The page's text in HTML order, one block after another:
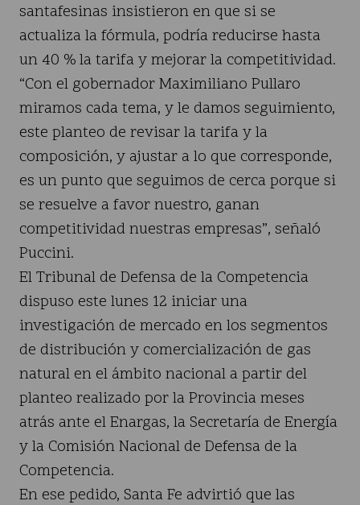
santafesinas insistieron en que si se
actualiza la fórmula, podría reducirse hasta
un 40 % la tarifa y mejorar la competitividad.
“Con el gobernador Maximiliano Pullaro
miramos cada tema, y le damos seguimiento,
este planteo de revisar la tarifa y la
composición, y ajustar a lo que corresponde,
es un punto que seguimos de cerca porque si
se resuelve a favor nuestro, ganan
competitividad nuestras empresas”, señaló
Puccini.
El Tribunal de Defensa de la Competencia
dispuso este lunes 12 iniciar una
investigación de mercado en los segmentos
de distribución y comercialización de gas
natural en el ámbito nacional a partir del
planteo realizado por la Provincia meses
atrás ante el Enargas, la Secretaría de Energía
y la Comisión Nacional de Defensa de la
Competencia.
En ese pedido, Santa Fe advirtió que las